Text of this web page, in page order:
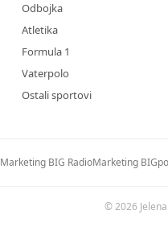
Odbojka
Atletika
Formula 1
Vaterpolo
Ostali sportovi
Marketing BIG RadioMarketing
© 2026